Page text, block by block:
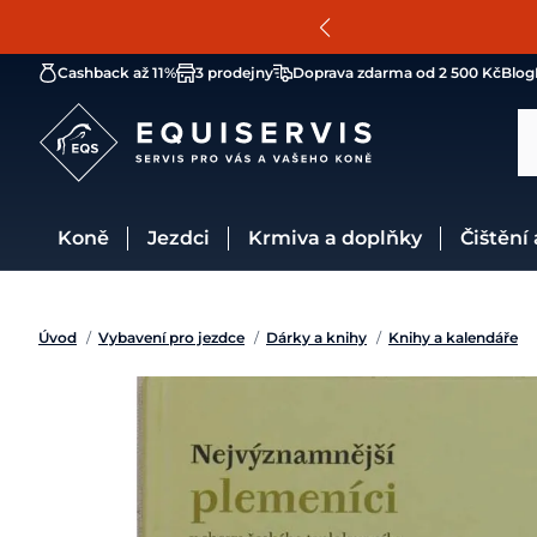
Cashback až 11% 3 prodejny Doprava zdarma od 2 500 KčBlog
Koně Jezdci Krmiva a doplňky
Úvod / Vybavení pro jezdce / Dárky a knihy / Knihy a kalendáře